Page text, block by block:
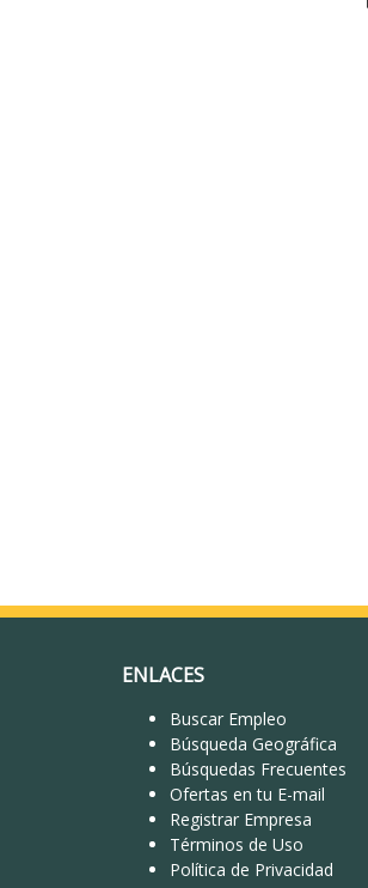
ENLACES
Buscar Empleo
Búsqueda Geográfica
Búsquedas Frecuentes
Ofertas en tu E-mail
Registrar Empresa
Términos de Uso
Política de Privacidad